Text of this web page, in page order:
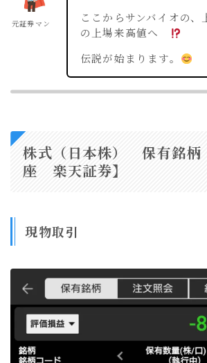
元証券マン
ここからサンバイオの、
の上場来高値へ
伝説が始まります。
株式（日本株） 保有銘
座 楽天証券】
現物取引